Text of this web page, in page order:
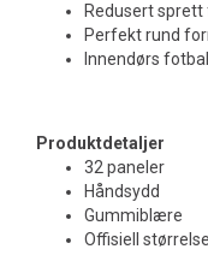
Redusert sprett
Perfekt rund
Innendørs fotball
Produktdetaljer
32 paneler
Håndsydd
Gummiblære
Offisiell